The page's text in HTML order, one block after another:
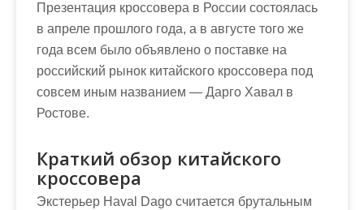
Презентация кроссовера в России состоялась
в апреле прошлого года, а в августе того же
года всем было объявлено о поставке на
российский рынок китайского кроссовера под
совсем иным названием — Дарго Хавал в
Ростове.
Краткий обзор китайского
кроссовера
Экстерьер Haval Dago считается брутальным